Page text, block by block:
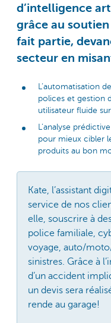
d’intelligence
grâce au
fait partie,
secteur en
L’automatisation
polices et gestion
utilisateur fluide
L’analyse
pour mieux cibler
produits au bon
Kate, l’assistant
service de nos
elle, souscrire à
police familiale,
voyage, auto/
sinistres. Grâce à
d’un accident
un devis sera
rende au garage!